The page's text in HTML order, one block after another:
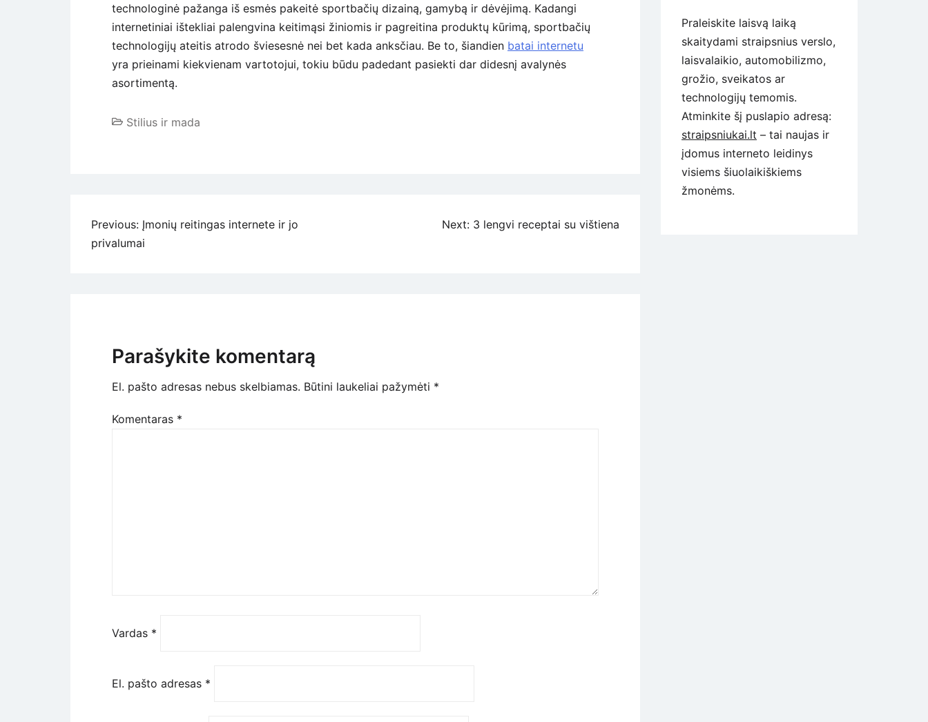
technologinė pažanga iš esmės pakeitė sportbačių dizainą, gamybą ir dėvėjimą. Kadangi
internetiniai ištekliai palengvina keitimąsi žiniomis ir pagreitina produktų kūrimą, sportbačių
technologijų ateitis atrodo šviesesnė nei bet kada anksčiau. Be to, šiandien batai internetu
yra prieinami kiekvienam vartotojui, tokiu būdu padedant pasiekti dar didesnį avalynės
asortimentą.
Stilius ir mada
Navigacija
tarp
Previous: Įmonių reitingas internete ir jo
privalumai
Next: 3 lengvi receptai su vištiena
Parašykite komentarą
El. pašto adresas nebus skelbiamas. Būtini laukeliai pažymėti *
Komentaras *
Vardas *
El. pašto adresas *
Praleiskite laisvą laiką
skaitydami straipsnius verslo,
laisvalaikio, automobilizmo,
grožio, sveikatos ar
technologijų temomis.
Atminkite šį puslapio adresą:
straipsniukai.lt – tai naujas ir
įdomus interneto leidinys
visiems šiuolaikiškiems
žmonėms.